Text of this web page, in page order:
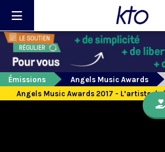
Émissions
Angels Music Awards
Angels Music Awards 2017 - L’artiste